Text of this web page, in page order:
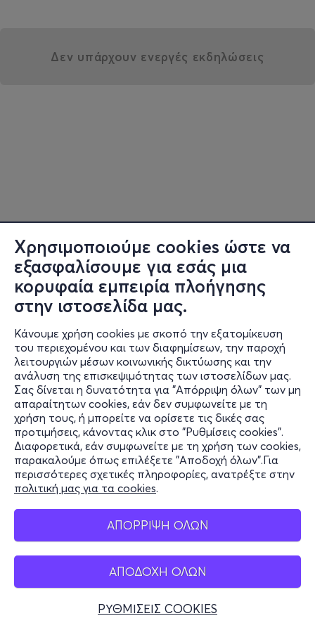
Χρησιμοποιούμε cookies ώστε να
εξασφαλίσουμε για εσάς μια
κορυφαία εμπειρία πλοήγησης
στην ιστοσελίδα μας.
Κάνουμε χρήση cookies με σκοπό την εξατομίκευση
του περιεχομένου και των διαφημίσεων, την παροχή
λειτουργιών μέσων κοινωνικής δικτύωσης και την
ανάλυση της επισκεψιμότητας των ιστοσελίδων μας.
Σας δίνεται η δυνατότητα για "Απόρριψη όλων" των μη
απαραίτητων cookies, εάν δεν συμφωνείτε με τη
χρήση τους, ή μπορείτε να ορίσετε τις δικές σας
προτιμήσεις, κάνοντας κλικ στο "Ρυθμίσεις cookies".
Διαφορετικά, εάν συμφωνείτε με τη χρήση των cookies,
παρακαλούμε όπως επιλέξετε "Αποδοχή όλων".Για
περισσότερες σχετικές πληροφορίες, ανατρέξτε στην
πολιτική μας για τα cookies.
ΑΠΟΡΡΙΨΗ ΟΛΩΝ
ΑΠΟΔΟΧΗ ΟΛΩΝ
ΡΥΘΜΙΣΕΙΣ COOKIES
Δεν υπάρχουν ενεργές εκδηλώσεις